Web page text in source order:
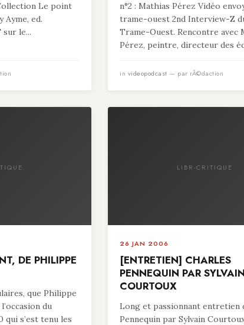
Le point
ed.
sur le...
n°2 : Mathias Pérez Vidéo
trame-ouest 2nd Interview-Z
Trame-Ouest. Rencontre avec
Pérez, peintre, directeur des
in videopodcast — par rÃ©daction
DE PHILIPPE
que Philippe
du
qui s’est tenu les
LIBR-CRITIQUE
26 JAN 2006
[ENTRETIEN] CHARLES
PENNEQUIN PAR SYLVAIN
COURTOUX
Long et passionnant entretien
Pennequin par Sylvain